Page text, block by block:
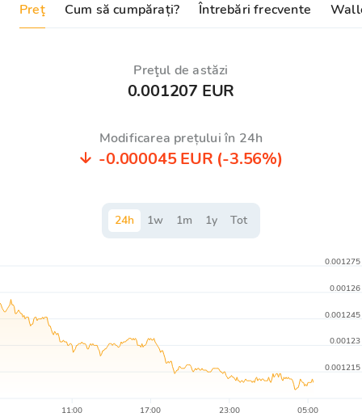
Preţ Cum să cumpărați? Întrebări frecvente
Preţul de astăzi
0.001207 EUR
Modificarea prețului în 24h
-0.000045 EUR (-3.56%)
24h 1w 1m 1y Tot
11:00 17:00 23:00 05:00
0.001215
0.00123
0.001245
0.00126
0.001275